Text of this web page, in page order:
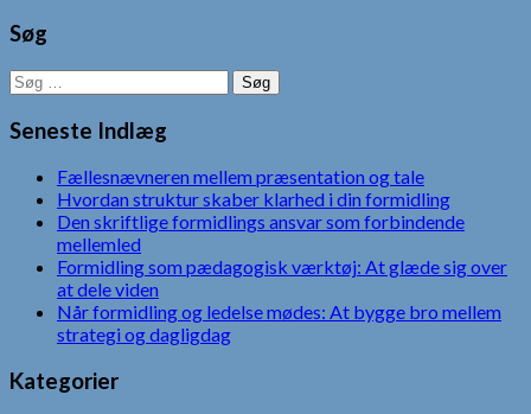
Søg
Søg
efter:
Seneste Indlæg
Fællesnævneren mellem præsentation og tale
Hvordan struktur skaber klarhed i din formidling
Den skriftlige formidlings ansvar som forbindende
mellemled
Formidling som pædagogisk værktøj: At glæde sig over
at dele viden
Når formidling og ledelse mødes: At bygge bro mellem
strategi og dagligdag
Kategorier